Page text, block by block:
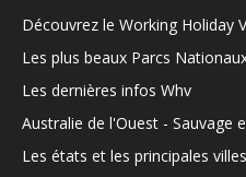
Découvrez le Working Holiday
Les plus beaux Parcs
Les dernières infos Whv
Australie de l'Ouest - Sauvage
Les états et les principales villes